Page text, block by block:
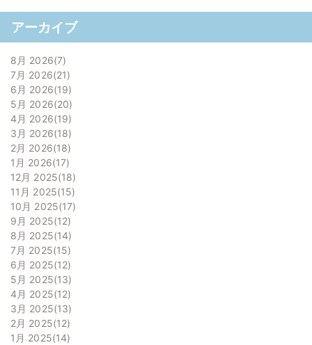
アーカイブ
8月 2026 7
7月 2026 21
6月 2026 19
5月 2026 20
4月 2026 19
3月 2026 18
2月 2026 18
1月 2026 17
12月 2025 18
11月 2025 15
10月 2025 17
9月 2025 12
8月 2025 14
7月 2025 15
6月 2025 12
5月 2025 13
4月 2025 12
3月 2025 13
2月 2025 12
1月 2025 14